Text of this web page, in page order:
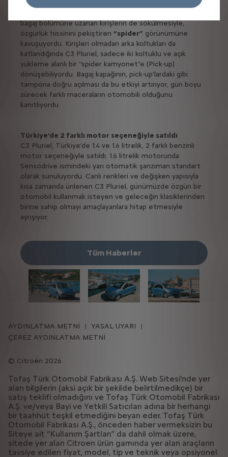
oluşturulabiliyordu. Açılır tavan sayesinde hızla bir
bagaj bölümüne uzanan kirişlerin de sökülmesiyle,
özgürlük hissinini pekiştiren “spider” görünümüne
kavuşuyordu. Kirişleri olmadan arka koltukları da
katlandığında C3 Pluriel, sadece iki koltuklu ve açık
yükleme alanlı bir “spider kamyonet”e (Pick-up)
dönüşebiliyordu. Bagaj kapağının, pick-up’lardaki gibi
tampona doğru açılması da bu etkiyi artırıyor, gün boyu
sürecek farklı maceraların otomobili olduğunu
kanıtlıyordu.
Türkiye’de 2 farklı motor seçeneğiyle satıldı
C3 Pluriel, Türkiye’de 1.4 ve 1.6 litrelik, 2 farklı benzinli
motor seçeneğiyle satıldı. 1.6 litrelik motorunda
Sensodrive ismindeki yarı otomatik şanzıman standart
olarak sunuluyordu. Canlı renkleri ve değişken yapısıyla
kısa zamanda ünlenen C3 Pluriel, günümüzde özgün bir
otomobil kullanmak isteyen ve geleceğin klasiklerinden
birine sahip olmayı amaçlayanlara hitap etmesiyle
ayrışıyor.
Tüm Haberler
Citroën 2026
AYDINLATMA METNİ
YASAL UYARI
ÇEREZ AYDINLATMA METNİ
Tofaş Türk Otomobil Fabrikası A.Ş. Web Sitesi'nde yer
alan bilgilerin (aksi açık bir şekilde belirtilmedikçe) bir
satış teklifi olmadığını ve Tofaş Türk Otomobil Fabrikası
A.Ş. ve/veya Bayi ve Yetkili Satıcıları adına bir herhangi
bir taahhüt teşkil etmediğini beyan eder. Tofaş Türk
Otomobil Fabrikası A.Ş., önceden haber vermeksizin bu
Siteye ait “Kullanım Şartları” da dahil olmak üzere,
sitede yer alan Citroen ürün gamında yer alan araçların
tavsiye edilen fiyat, model, tip ve teknik veya opsiyonel